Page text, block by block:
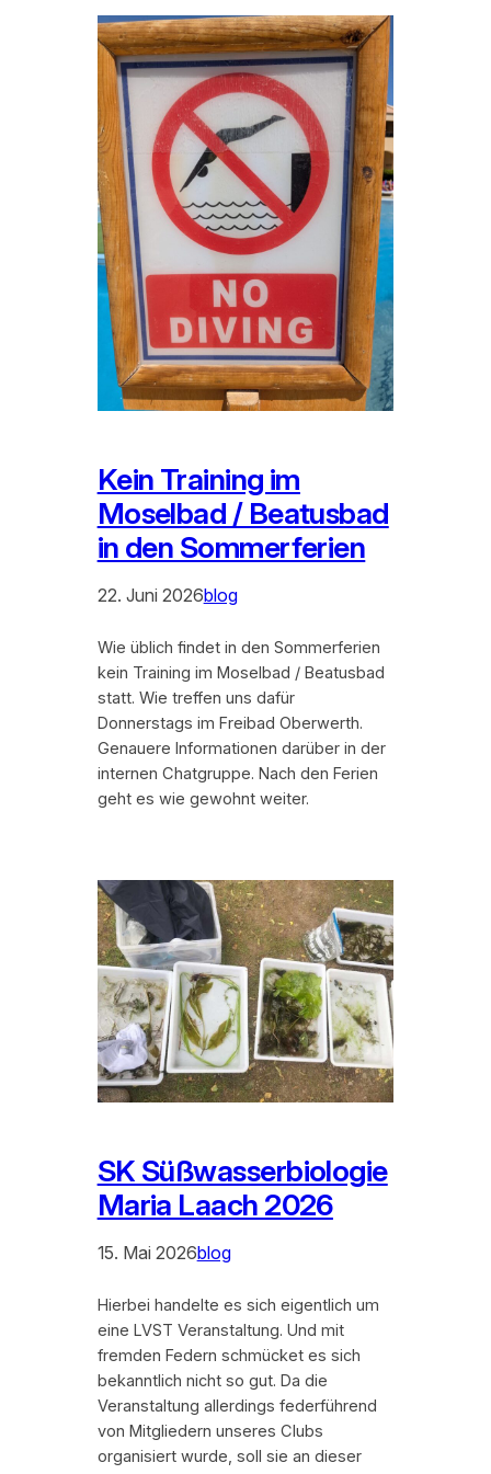
Kein Training im
Moselbad / Beatusbad
in den Sommerferien
22. Juni 2026blog
Wie üblich findet in den Sommerferien
kein Training im Moselbad / Beatusbad
statt. Wie treffen uns dafür
Donnerstags im Freibad Oberwerth.
Genauere Informationen darüber in der
internen Chatgruppe. Nach den Ferien
geht es wie gewohnt weiter.
SK Süßwasserbiologie
Maria Laach 2026
15. Mai 2026blog
Hierbei handelte es sich eigentlich um
eine LVST Veranstaltung. Und mit
fremden Federn schmücket es sich
bekanntlich nicht so gut. Da die
Veranstaltung allerdings federführend
von Mitgliedern unseres Clubs
organisiert wurde, soll sie an dieser